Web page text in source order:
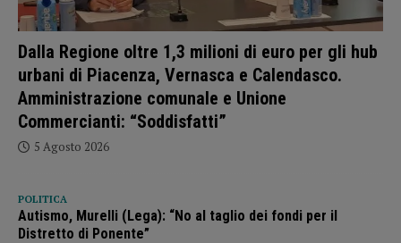
Dalla Regione oltre 1,3 milioni di euro per gli hub
urbani di Piacenza, Vernasca e Calendasco.
Amministrazione comunale e Unione
Commercianti: “Soddisfatti”
5 Agosto 2026
POLITICA
Autismo, Murelli (Lega): “No al taglio dei fondi per il
Distretto di Ponente”